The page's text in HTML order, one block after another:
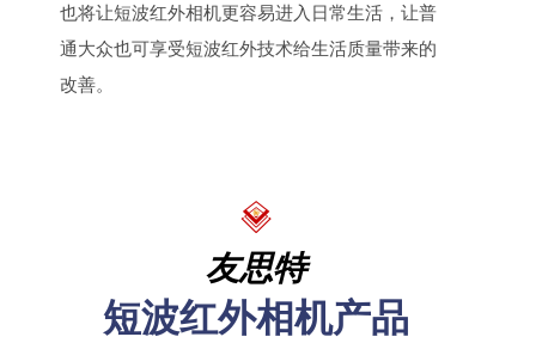
也将让短波红外相机更容易进入日常生活，让普
通大众也可享受短波红外技术给生活质量带来的
改善。
友思特
短波红外相机产品